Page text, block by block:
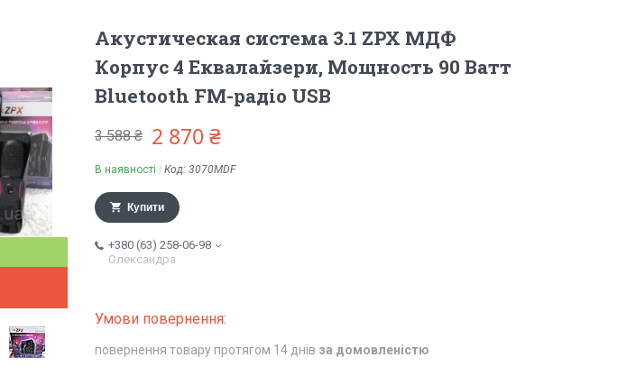
Акустическая система 3.1 ZPX МДФ
Корпус 4 Еквалайзери, Мощность 90 Ватт
Bluetooth FM-радіо USB
3 588 ₴ 2 870 ₴
В наявності Код: 3070MDF
Купити
+380 (63) 258-06-98
Олександра
повернення товару протягом 14 днів за домовленістю